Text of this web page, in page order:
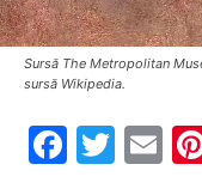
Sursă The Metropolitan
sursă Wikipedia.
F T E